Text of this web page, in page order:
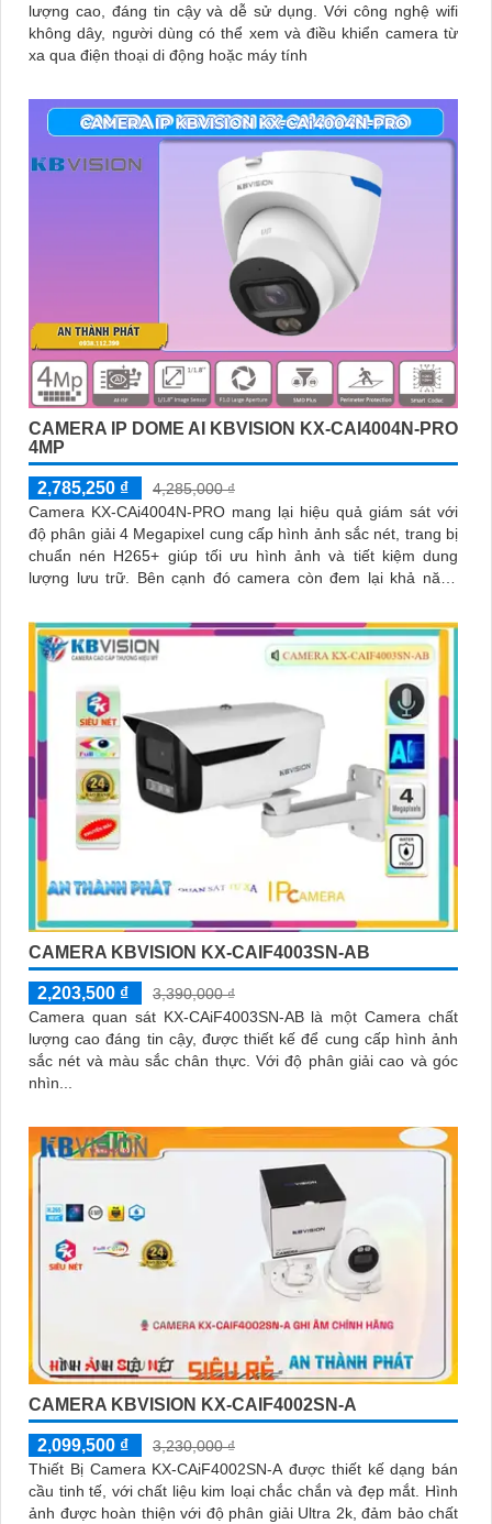
lượng cao, đáng tin cậy và dễ sử dụng. Với công nghệ wifi
không dây, người dùng có thể xem và điều khiển camera từ
xa qua điện thoại di động hoặc máy tính
CAMERA IP DOME AI KBVISION KX-CAI4004N-PRO
4MP
2,785,250 ₫
4,285,000 ₫
Camera KX-CAi4004N-PRO mang lại hiệu quả giám sát với
độ phân giải 4 Megapixel cung cấp hình ảnh sắc nét, trang bị
chuẩn nén H265+ giúp tối ưu hình ảnh và tiết kiệm dung
lượng lưu trữ. Bên cạnh đó camera còn đem lại khả năng
biệt người/xe (SMD Plus) bảo vệ an ninh hiệu quả
CAMERA KBVISION KX-CAIF4003SN-AB
2,203,500 ₫
3,390,000 ₫
Camera quan sát KX-CAiF4003SN-AB là một Camera chất
lượng cao đáng tin cậy, được thiết kế để cung cấp hình ảnh
sắc nét và màu sắc chân thực. Với độ phân giải cao và góc
nhìn...
CAMERA KBVISION KX-CAIF4002SN-A
2,099,500 ₫
3,230,000 ₫
Thiết Bị Camera KX-CAiF4002SN-A được thiết kế dạng bán
cầu tinh tế, với chất liệu kim loại chắc chắn và đẹp mắt. Hình
ảnh được hoàn thiện với độ phân giải Ultra 2k, đảm bảo chất